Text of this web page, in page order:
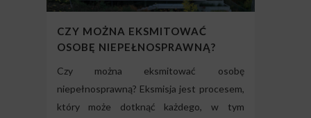
CZY MOŻNA EKSMITOWAĆ
OSOBĘ NIEPEŁNOSPRAWNĄ?
Czy można eksmitować osobę
niepełnosprawną? Eksmisja jest procesem,
który może dotknąć każdego, w tym